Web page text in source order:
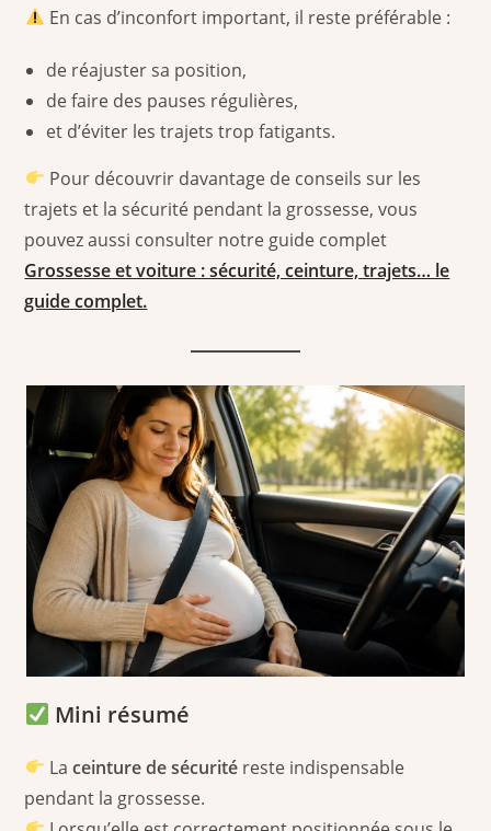
En cas d’inconfort important, il reste préférable :
de réajuster sa position,
de faire des pauses régulières,
et d’éviter les trajets trop fatigants.
Pour découvrir davantage de conseils sur les
trajets et la sécurité pendant la grossesse, vous
pouvez aussi consulter notre guide complet
Grossesse et voiture : sécurité, ceinture, trajets… le
guide complet.
Mini résumé
La ceinture de sécuritéreste indispensable
pendant la grossesse.